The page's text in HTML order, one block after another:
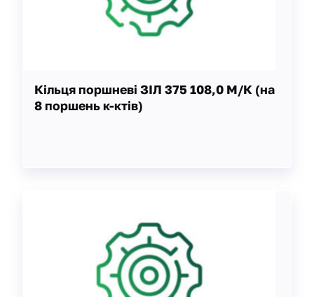
Кільця поршневі ЗІЛ 375 108,0 М/К (на
8 поршень к-ктів)